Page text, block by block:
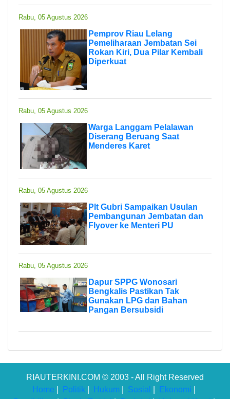
Rabu, 05 Agustus 2026
Pemprov Riau Lelang
Pemeliharaan Jembatan Sei
Rokan Kiri, Dua Pilar Kembali
Diperkuat
Rabu, 05 Agustus 2026
Warga Langgam Pelalawan
Diserang Beruang Saat
Menderes Karet
Rabu, 05 Agustus 2026
Plt Gubri Sampaikan Usulan
Pembangunan Jembatan dan
Flyover ke Menteri PU
Rabu, 05 Agustus 2026
Dapur SPPG Wonosari
Bengkalis Pastikan Tak
Gunakan LPG dan Bahan
Pangan Bersubsidi
RIAUTERKINI.COM © 2003 - All Right Reserved
Home
Politik Hukum Sosial Ekonomi